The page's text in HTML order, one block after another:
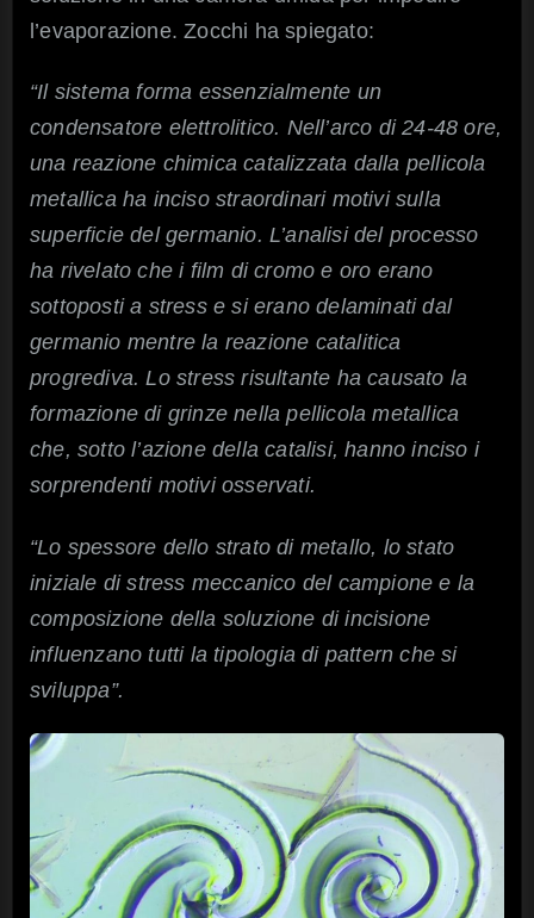
l’evaporazione. Zocchi ha spiegato:
“Il sistema forma essenzialmente un
condensatore elettrolitico. Nell’arco di 24-48 ore,
una reazione chimica catalizzata dalla pellicola
metallica ha inciso straordinari motivi sulla
superficie del germanio. L’analisi del processo
ha rivelato che i film di cromo e oro erano
sottoposti a stress e si erano delaminati dal
germanio mentre la reazione catalitica
progrediva. Lo stress risultante ha causato la
formazione di grinze nella pellicola metallica
che, sotto l’azione della catalisi, hanno inciso i
sorprendenti motivi osservati.
“Lo spessore dello strato di metallo, lo stato
iniziale di stress meccanico del campione e la
composizione della soluzione di incisione
influenzano tutti la tipologia di pattern che si
sviluppa”.